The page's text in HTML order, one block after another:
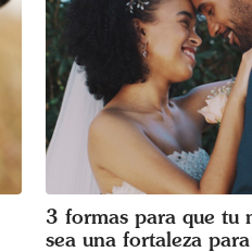
3 formas para que tu
sea una fortaleza